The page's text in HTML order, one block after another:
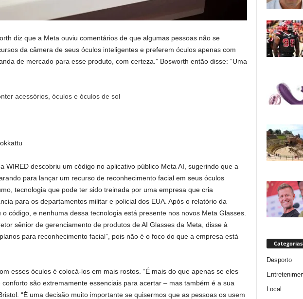
diz que a Meta ouviu comentários de que algumas pessoas não se
da câmera de seus óculos inteligentes e preferem óculos apenas com
de mercado para esse produto, com certeza.” Bosworth então disse: “Uma
WIRED descobriu um código no aplicativo público Meta AI, sugerindo que a
para lançar um recurso de reconhecimento facial em seus óculos
tecnologia que pode ter sido treinada por uma empresa que cria
para os departamentos militar e policial dos EUA. Após o relatório da
o código, e nenhuma dessa tecnologia está presente nos novos Meta Glasses.
sênior de gerenciamento de produtos de AI Glasses da Meta, disse à
para reconhecimento facial”, pois não é o foco do que a empresa está
esses óculos é colocá-los em mais rostos. “É mais do que apenas se eles
são extremamente essenciais para acertar – mas também é a sua
“É uma decisão muito importante se quisermos que as pessoas os usem
Categorias
Desporto
Local